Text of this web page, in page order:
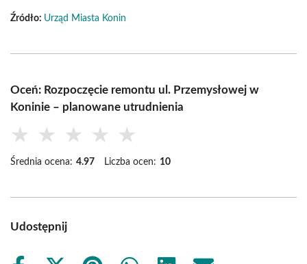
Źródło: Urząd Miasta Konin
Oceń: Rozpoczęcie remontu ul. Przemysłowej w
Koninie – planowane utrudnienia
★ ★ ★ ★ ★
Średnia ocena: 4.97 Liczba ocen: 10
Udostępnij